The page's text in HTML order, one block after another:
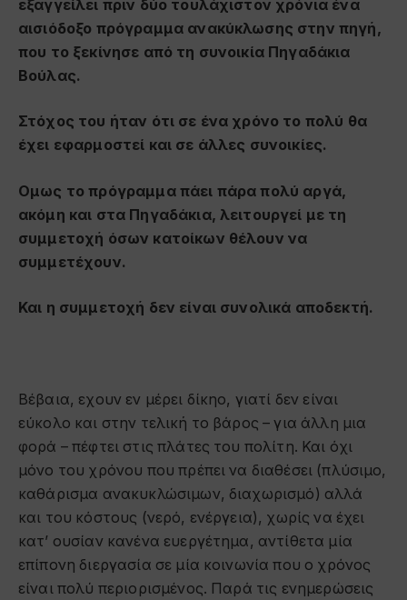
εξαγγείλει πριν δύο τουλάχιστον χρόνια ένα
αισιόδοξο πρόγραμμα ανακύκλωσης στην πηγή,
που το ξεκίνησε από τη συνοικία Πηγαδάκια
Βούλας.
Στόχος του ήταν ότι σε ένα χρόνο το πολύ θα
έχει εφαρμοστεί και σε άλλες συνοικίες.
Ομως το πρόγραμμα πάει πάρα πολύ αργά,
ακόμη και στα Πηγαδάκια, λειτουργεί με τη
συμμετοχή όσων κατοίκων θέλουν να
συμμετέχουν.
Και η συμμετοχή δεν είναι συνολικά αποδεκτή.
Βέβαια, εχουν εν μέρει δίκηο, γιατί δεν είναι
εύκολο και στην τελική το βάρος – για άλλη μια
φορά – πέφτει στις πλάτες του πολίτη. Και όχι
μόνο του χρόνου που πρέπει να διαθέσει (πλύσιμο,
καθάρισμα ανακυκλώσιμων, διαχωρισμό) αλλά
και του κόστους (νερό, ενέργεια), χωρίς να έχει
κατ’ ουσίαν κανένα ευεργέτημα, αντίθετα μία
επίπονη διεργασία σε μία κοινωνία που ο χρόνος
είναι πολύ περιορισμένος. Παρά τις ενημερώσεις